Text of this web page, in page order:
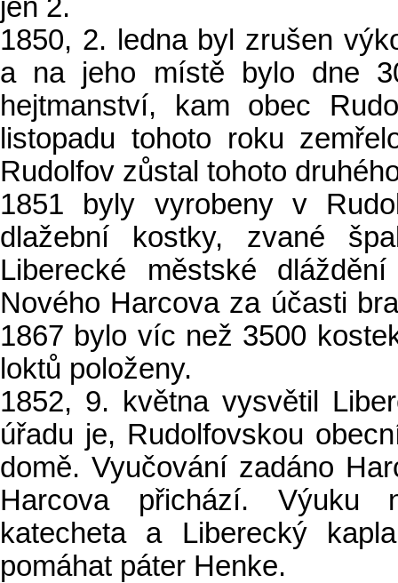
jen 2.
1850, 2. ledna byl zrušen
a na jeho místě bylo dne
hejtmanství, kam obec
listopadu tohoto roku
Rudolfov zůstal tohoto
1851 byly vyrobeny v
dlažební kostky, zvané
Liberecké městské
Nového Harcova za účasti
1867 bylo víc než 3500
loktů položeny.
1852, 9. května vysvětil
úřadu je, Rudolfovskou
domě. Vyučování zadáno
Harcova přichází. Výuku
katecheta a Liberecký
pomáhat páter Henke.